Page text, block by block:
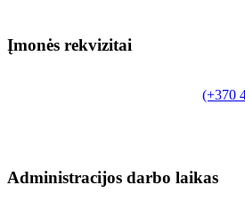
Įmonės rekvizitai
(+370
Administracijos darbo laikas